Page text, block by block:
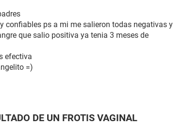
confiables ps a mi me salieron todas negativas y
que salio positiva ya tenia 3 meses de
efectiva
=)
DE UN FROTIS VAGINAL